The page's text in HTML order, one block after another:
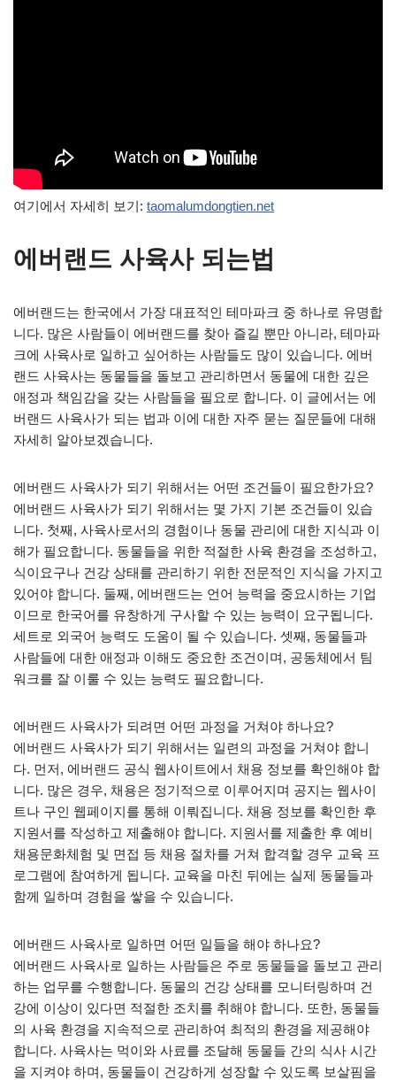
여기에서 자세히 보기: taomalumdongtien.net
에버랜드 사육사 되는법
에버랜드는 한국에서 가장 대표적인 테마파크 중 하나로 유명합
니다. 많은 사람들이 에버랜드를 찾아 즐길 뿐만 아니라, 테마파
크에 사육사로 일하고 싶어하는 사람들도 많이 있습니다. 에버
랜드 사육사는 동물들을 돌보고 관리하면서 동물에 대한 깊은
애정과 책임감을 갖는 사람들을 필요로 합니다. 이 글에서는 에
버랜드 사육사가 되는 법과 이에 대한 자주 묻는 질문들에 대해
자세히 알아보겠습니다.
에버랜드 사육사가 되기 위해서는 어떤 조건들이 필요한가요?
에버랜드 사육사가 되기 위해서는 몇 가지 기본 조건들이 있습
니다. 첫째, 사육사로서의 경험이나 동물 관리에 대한 지식과 이
해가 필요합니다. 동물들을 위한 적절한 사육 환경을 조성하고,
식이요구나 건강 상태를 관리하기 위한 전문적인 지식을 가지고
있어야 합니다. 둘째, 에버랜드는 언어 능력을 중요시하는 기업
이므로 한국어를 유창하게 구사할 수 있는 능력이 요구됩니다.
세트로 외국어 능력도 도움이 될 수 있습니다. 셋째, 동물들과
사람들에 대한 애정과 이해도 중요한 조건이며, 공동체에서 팀
워크를 잘 이룰 수 있는 능력도 필요합니다.
에버랜드 사육사가 되려면 어떤 과정을 거쳐야 하나요?
에버랜드 사육사가 되기 위해서는 일련의 과정을 거쳐야 합니
다. 먼저, 에버랜드 공식 웹사이트에서 채용 정보를 확인해야 합
니다. 많은 경우, 채용은 정기적으로 이루어지며 공지는 웹사이
트나 구인 웹페이지를 통해 이뤄집니다. 채용 정보를 확인한 후
지원서를 작성하고 제출해야 합니다. 지원서를 제출한 후 예비
채용문화체험 및 면접 등 채용 절차를 거쳐 합격할 경우 교육 프
로그램에 참여하게 됩니다. 교육을 마친 뒤에는 실제 동물들과
함께 일하며 경험을 쌓을 수 있습니다.
에버랜드 사육사로 일하면 어떤 일들을 해야 하나요?
에버랜드 사육사로 일하는 사람들은 주로 동물들을 돌보고 관리
하는 업무를 수행합니다. 동물의 건강 상태를 모니터링하며 건
강에 이상이 있다면 적절한 조치를 취해야 합니다. 또한, 동물들
의 사육 환경을 지속적으로 관리하여 최적의 환경을 제공해야
합니다. 사육사는 먹이와 사료를 조달해 동물들 간의 식사 시간
을 지켜야 하며, 동물들이 건강하게 성장할 수 있도록 보살핌을